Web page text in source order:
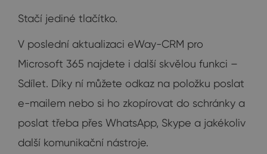
Stačí jediné tlačítko.
V poslední aktualizaci eWay-CRM pro
Microsoft 365 najdete i další skvělou funkci –
Sdílet. Díky ní můžete odkaz na položku poslat
e-mailem nebo si ho zkopírovat do schránky a
poslat třeba přes WhatsApp, Skype a jakékoliv
další komunikační nástroje.